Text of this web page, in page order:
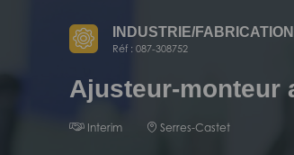
INDUSTRIE/
Réf : 087-308752
Ajusteur-monteur
Interim Serres-Castet